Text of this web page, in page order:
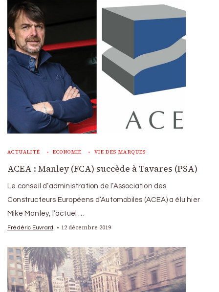
ACTUALITÉ ECONOMIE VIE DES MARQUES
ACEA : Manley (FCA) succède à Tavares (PSA)
Le conseil d’administration de l’Association des
Constructeurs Européens d’Automobiles (ACEA) a élu hier
Mike Manley, l’actuel …
Frédéric Euvrard 12 décembre 2019